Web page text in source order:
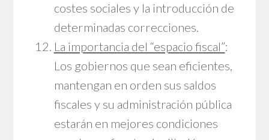
costes sociales y la introducción de
determinadas correcciones.
La importancia del “espacio fiscal”:
Los gobiernos que sean eficientes,
mantengan en orden sus saldos
fiscales y su administración pública
estarán en mejores condiciones